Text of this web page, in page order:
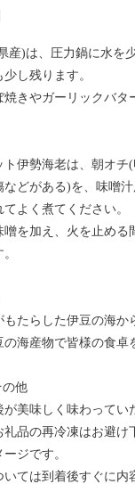
産)は、圧力鍋に水を
し残ります。
焼きやガーリックバタ
伊勢海老は、朝オチ
などがある)を、味噌
てよく煮てください。
噌を加え、火を止め
もたらした伊豆の海か
海産物で皆様の食卓
の他
が美味しく味わって
礼品の再冷凍はお避け
ジです。
ては到着後すぐに内